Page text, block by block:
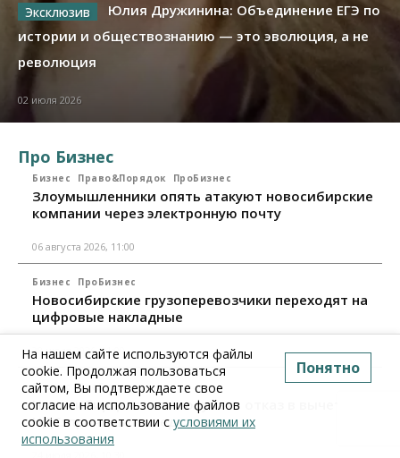
Юлия Дружинина: Объединение ЕГЭ по
истории и обществознанию — это эволюция, а не
революция
02 июля 2026
Про Бизнес
Бизнес Право&Порядок ПроБизнес
Злоумышленники опять атакуют новосибирские
компании через электронную почту
06 августа 2026, 11:00
Бизнес ПроБизнес
Новосибирские грузоперевозчики переходят на
цифровые накладные
28 июля 2026, 11:00
Бизнес ПроБизнес
Новосибирцы стали получать отказ в вычете по
НДС: причины и следствия
На нашем сайте используются файлы
cookie. Продолжая пользоваться
сайтом, Вы подтверждаете свое
согласие на использование файлов
cookie в соответствии с условиями их
использования
Понятно